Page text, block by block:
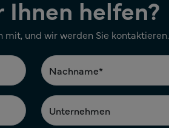
helfen?
und wir werden Sie kontaktieren.